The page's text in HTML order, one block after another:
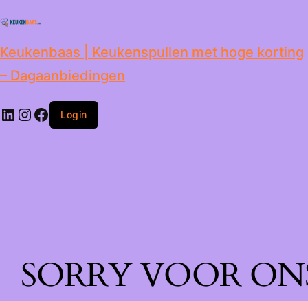
inhoud
Keukenbaas | Keukenspullen met hoge korting
– Dagaanbiedingen
Login
SORRY VOOR